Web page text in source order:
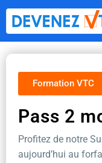
Aller
contenu
Formation VTC
Pass 2
Profitez de notre
aujourd’hui au